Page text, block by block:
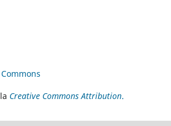
Creative Commons Attribution.